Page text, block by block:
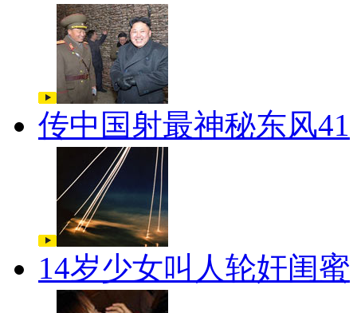
传中国射最神秘东风41
14岁少女叫人轮奸闺蜜